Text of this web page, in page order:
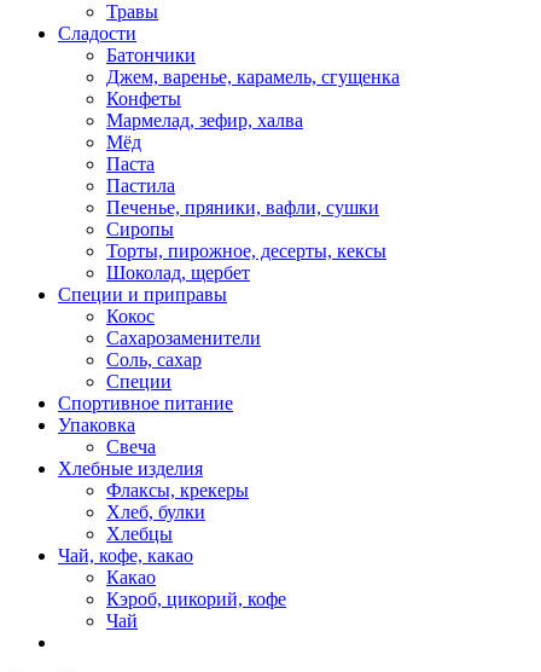
Травы
Сладости
Батончики
Джем, варенье, карамель, сгущенка
Конфеты
Мармелад, зефир, халва
Мёд
Паста
Пастила
Печенье, пряники, вафли, сушки
Сиропы
Торты, пирожное, десерты, кексы
Шоколад, щербет
Специи и приправы
Кокос
Сахарозаменители
Соль, сахар
Специи
Спортивное питание
Упаковка
Свеча
Хлебные изделия
Флаксы, крекеры
Хлеб, булки
Хлебцы
Чай, кофе, какао
Какао
Кэроб, цикорий, кофе
Чай